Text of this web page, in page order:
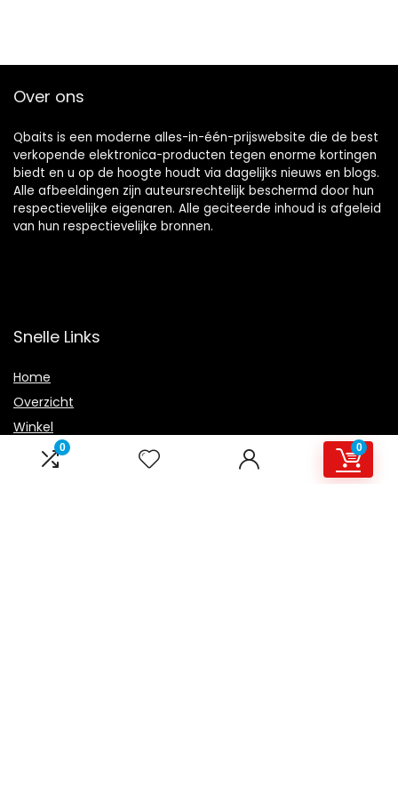
0 0
Over ons
Qbaits is een moderne alles-in-één-prijswebsite die de best
verkopende elektronica-producten tegen enorme kortingen
biedt en u op de hoogte houdt via dagelijks nieuws en blogs.
Alle afbeeldingen zijn auteursrechtelijk beschermd door hun
respectievelijke eigenaren. Alle geciteerde inhoud is afgeleid
van hun respectievelijke bronnen.
Snelle Links
Home
Overzicht
Winkel
Blogs